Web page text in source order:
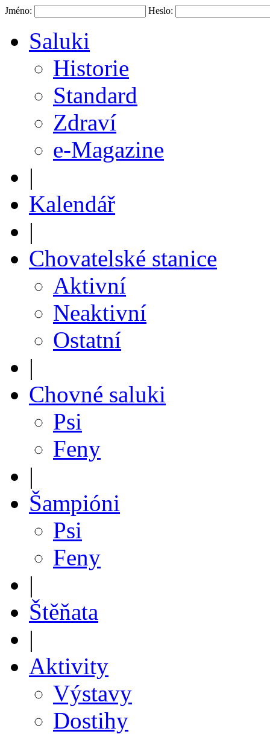
Jméno: Heslo:
Saluki
Historie
Standard
Zdraví
e-Magazine
|
Kalendář
|
Chovatelské stanice
Aktivní
Neaktivní
Ostatní
|
Chovné saluki
Psi
Feny
|
Šampióni
Psi
Feny
|
Štěňata
|
Aktivity
Výstavy
Dostihy